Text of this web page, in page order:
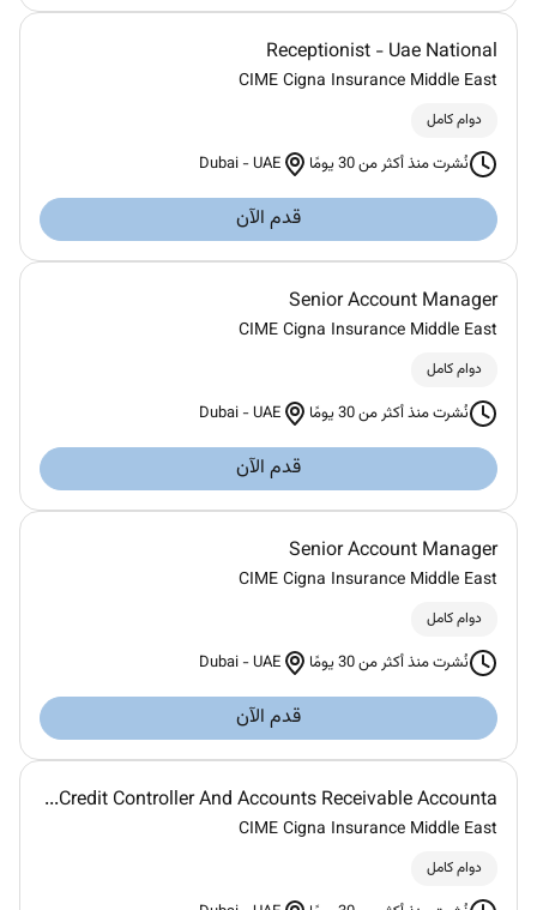
Receptionist - Uae National
CIME Cigna Insurance Middle East
دوام كامل
نُشرت منذ أكثر من 30 يومًا Dubai -UAE
قدم الآن
Senior Account Manager
CIME Cigna Insurance Middle East
دوام كامل
نُشرت منذ أكثر من 30 يومًا Dubai -UAE
قدم الآن
Senior Account Manager
CIME Cigna Insurance Middle East
دوام كامل
نُشرت منذ أكثر من 30 يومًا Dubai -UAE
قدم الآن
Credit Controller And Accounts Receivable Accounta...
CIME Cigna Insurance Middle East
دوام كامل